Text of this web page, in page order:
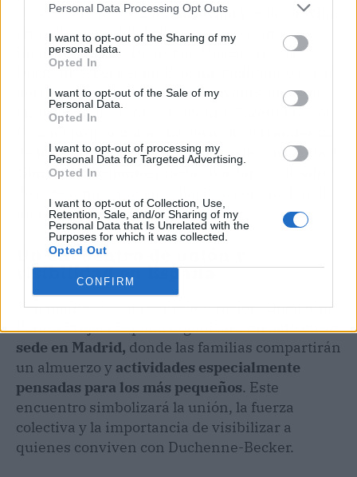
Personal Data Processing Opt Outs
I want to opt-out of the Sharing of my
personal data.
Opted In
I want to opt-out of the Sale of my
Personal Data.
Opted In
I want to opt-out of processing my
Personal Data for Targeted Advertising.
Opted In
I want to opt-out of Collection, Use,
Retention, Sale, and/or Sharing of my
Personal Data that Is Unrelated with the
Purposes for which it was collected.
Opted Out
CONFIRM
establecer vías decomunicación
y colaboración
entre la comunidad científica que está
investigando las Distrofias Musculares de
Duchenne-Becker en España, facilitando así las
herramientas para un rápido avance en estas
enfermedades raras. Duchenne Parent Project
de investigación vitales para que la comunidad
científica Duchenne pueda abordar los desafíos
una terapia.
Un encuentro de unión y
visibilidad en España
Con motivo de esta conmemoración, Duchenne
Parent Project España organizaráun acto en su
sede en Madrid, donde las familias compartirán
un almuerzo y actividades especialmente
pensadas para los más pequeños. Este
encuentro simbolizará la unión, la fuerza
colectiva y la importancia de visibilizar a
quienes conviven con Duchenne-Becker.